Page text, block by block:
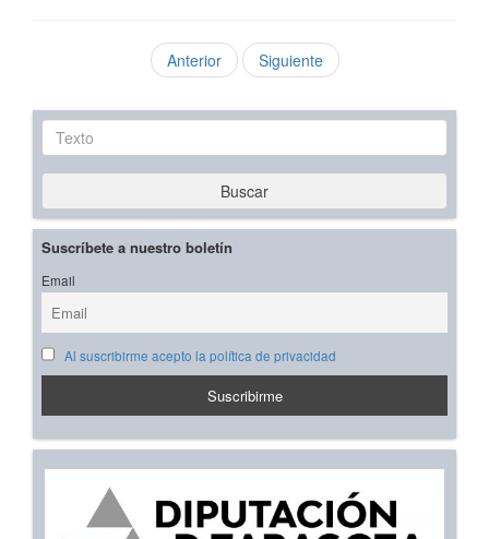
Anterior Siguiente
Texto
Buscar
Suscríbete a nuestro boletín
Email
Al suscribirme acepto la política de privacidad